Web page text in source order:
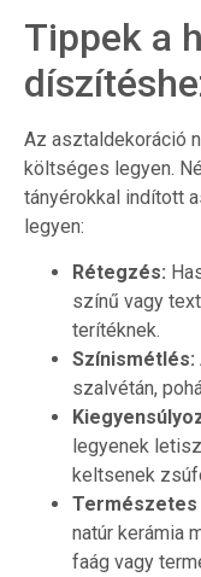
Tippek a
Az asztaldekoráció
költséges legyen.
tányérokkal indított
legyen:
Rétegzés:
színű vagy
terítéknek.
Színismétlés:
szalvétán,
legyenek
keltsenek
Természetes
natúr kerámia
faág vagy